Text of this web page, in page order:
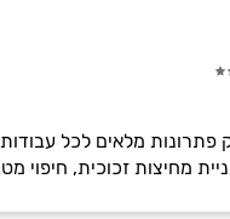
פתרונות מלאים לכל
מחיצות זכוכית, חיפוי